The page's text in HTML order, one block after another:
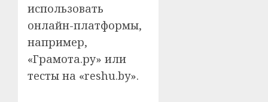
использовать
онлайн-платформы,
например,
«Грамота.ру» или
тесты на «reshu.by».